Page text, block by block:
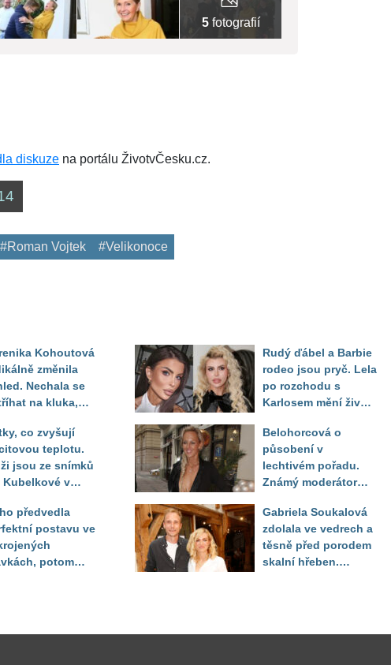
5fotografií
diskuze na portálu ŽivotvČesku.cz.
#Roman Vojtek #Velikonoce
Kohoutová
změnila
Nechala se
na kluka,
co zvyšují
teplotu.
jsou ze snímků
Kubelkové v
předvedla
postavu ve
potom
Rudý ďábel a Barbie
rodeo jsou pryč. Lela
po rozchodu s
Karlosem mění život i
Sandeva
Belohorcová o
působení v
lechtivém pořadu.
Známý moderátor
sledoval pod dekou
Gabriela Soukalová
zdolala ve vedrech a
těsně před porodem
skalní hřeben.